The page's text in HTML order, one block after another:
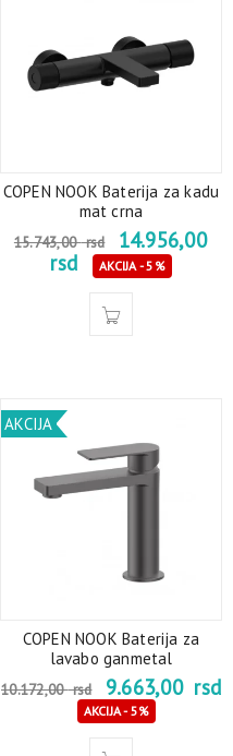
COPEN NOOK Baterija za kadu
mat crna
15.743,00rsd
14.956,00
rsd
AKCIJA - 5%
AKCIJA
COPEN NOOK Baterija za
lavabo ganmetal
10.172,00rsd 9.663,00 rsd
AKCIJA - 5%